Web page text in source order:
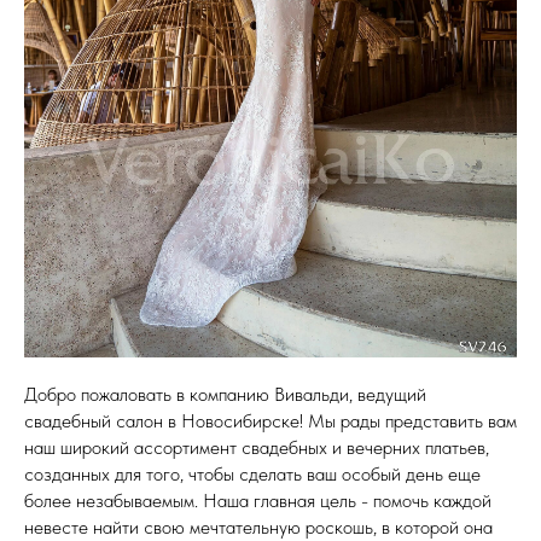
Добро пожаловать в компанию Вивальди, ведущий
свадебный салон в Новосибирске! Мы рады представить вам
наш широкий ассортимент свадебных и вечерних платьев,
созданных для того, чтобы сделать ваш особый день еще
более незабываемым. Наша главная цель - помочь каждой
невесте найти свою мечтательную роскошь, в которой она